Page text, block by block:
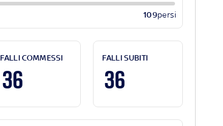
109persi
FALLI COMMESSI
36
FALLI SUBITI
36